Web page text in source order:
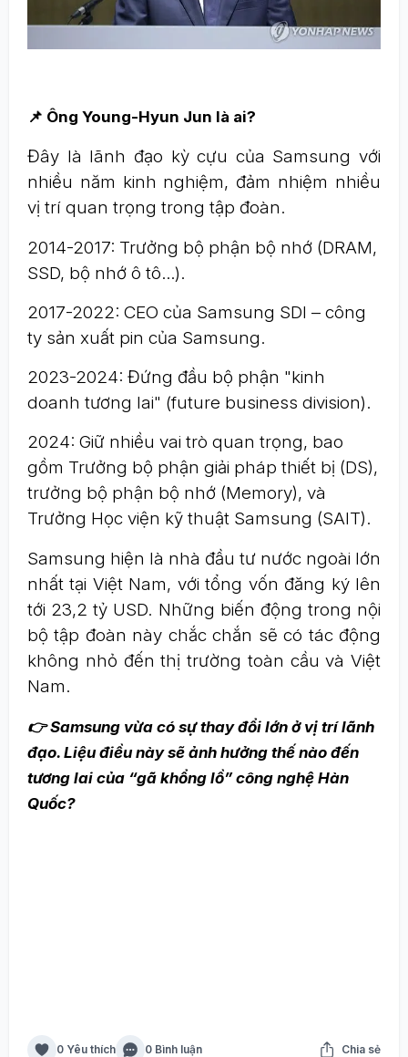
📌 Ông Young-Hyun Jun là ai?
Đây là lãnh đạo kỳ cựu của Samsung với
nhiều năm kinh nghiệm, đảm nhiệm nhiều
vị trí quan trọng trong tập đoàn.
2014-2017: Trưởng bộ phận bộ nhớ (DRAM,
SSD, bộ nhớ ô tô...).
2017-2022: CEO của Samsung SDI – công
ty sản xuất pin của Samsung.
2023-2024: Đứng đầu bộ phận "kinh
doanh tương lai" (future business division).
2024: Giữ nhiều vai trò quan trọng, bao
gồm Trưởng bộ phận giải pháp thiết bị (DS),
trưởng bộ phận bộ nhớ (Memory), và
Trưởng Học viện kỹ thuật Samsung (SAIT).
Samsung hiện là nhà đầu tư nước ngoài lớn
nhất tại Việt Nam, với tổng vốn đăng ký lên
tới 23,2 tỷ USD. Những biến động trong nội
bộ tập đoàn này chắc chắn sẽ có tác động
không nhỏ đến thị trường toàn cầu và Việt
Nam.
👉 Samsung vừa có sự thay đổi lớn ở vị trí lãnh
đạo. Liệu điều này sẽ ảnh hưởng thế nào đến
tương lai của “gã khổng lồ” công nghệ Hàn
Quốc?
0 Yêu thích 0 Bình luận Chia sẻ